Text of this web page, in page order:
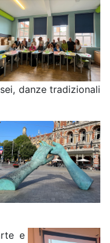
danze tradizionali
e